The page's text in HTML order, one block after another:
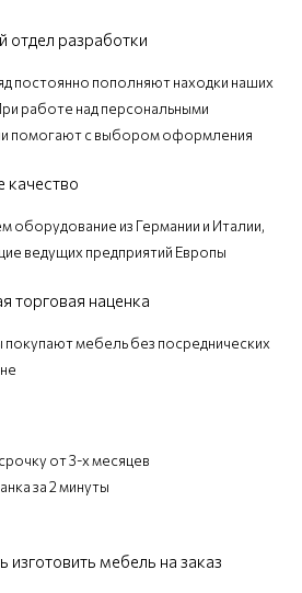
отдел разработки
постоянно пополняют находки наших
работе над персональными
помогают с выбором оформления
качество
оборудование из Германии и Италии,
ведущих предприятий Европы
торговая наценка
мебель без посреднических
от 3-х месяцев
за 2 минуты
изготовить мебель на заказ